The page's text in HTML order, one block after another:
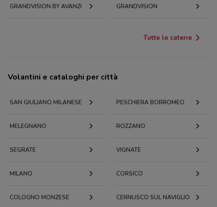
GRANDVISION BY AVANZI GRANDVISION
Tutte le catene
Volantini e cataloghi per città
SAN GIULIANO MILANESE PESCHIERA BORROMEO
MELEGNANO ROZZANO
SEGRATE VIGNATE
MILANO CORSICO
COLOGNO MONZESE CERNUSCO SUL NAVIGLIO